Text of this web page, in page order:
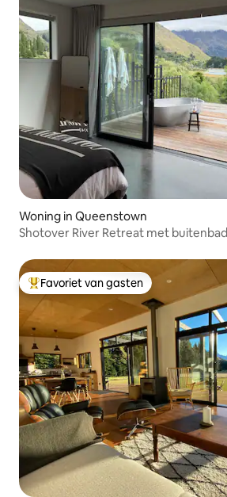
Woning in Queenstown
Shotover River Retreat met buitenbad
Topfavoriet van gasten
Favoriet van gasten